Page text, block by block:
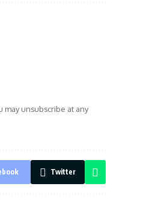
may unsubscribe at any
Twitter